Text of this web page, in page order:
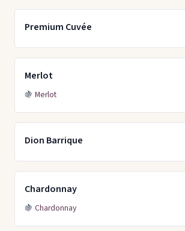
Premium Cuvée
Merlot
🍇 Merlot
Dion Barrique
Chardonnay
🍇 Chardonnay